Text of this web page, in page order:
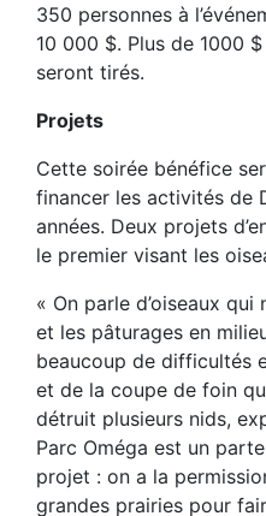
350 personnes à
10 000 $. Plus de 1000
seront tirés.
Projets
Cette soirée bénéfice
financer les activités de
années. Deux projets
le premier visant les
« On parle d’oiseaux
et les pâturages en
beaucoup de difficultés
et de la coupe de foin
détruit plusieurs nids,
Parc Oméga est un
projet : on a la
grandes prairies pour